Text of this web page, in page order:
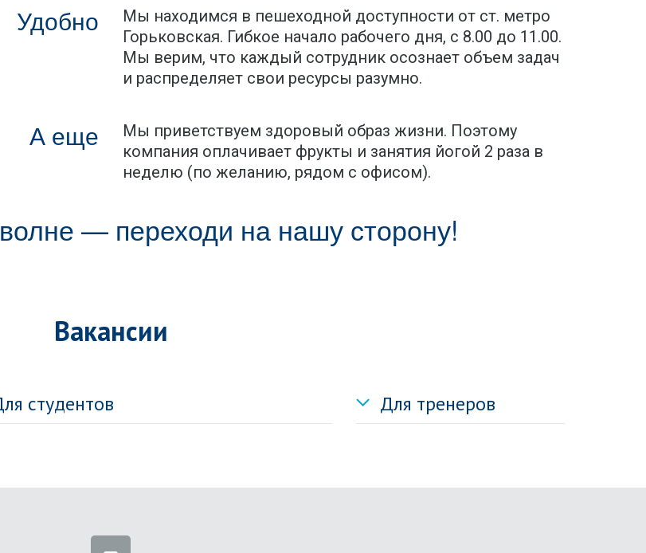
Удобно
Мы находимся в пешеходной доступности от ст. метро
Горьковская. Гибкое начало рабочего дня, с 8.00 до 11.00.
Мы верим, что каждый сотрудник осознает объем задач
и распределяет свои ресурсы разумно.
А еще
Мы приветствуем здоровый образ жизни. Поэтому
компания оплачивает фрукты и занятия йогой 2 раза в
неделю (по желанию, рядом с офисом).
— переходи на нашу сторону!
Вакансии
студентов Для тренеров